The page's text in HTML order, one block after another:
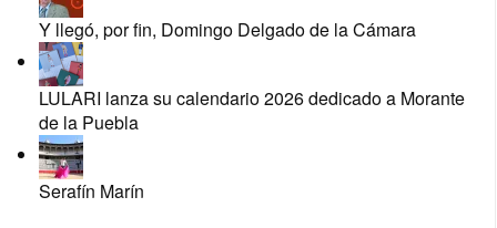
Y llegó, por fin, Domingo Delgado de la Cámara
LULARI lanza su calendario 2026 dedicado a Morante
de la Puebla
Serafín Marín